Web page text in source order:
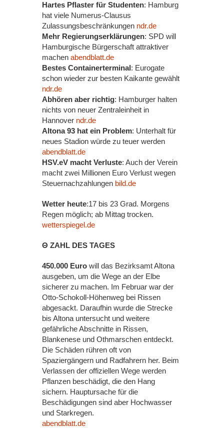
Hartes Pflaster für Studenten: Hamburg
hat viele Numerus-Clausus
Zulassungsbeschränkungen ndr.de
Mehr Regierungserklärungen: SPD will
Hamburgische Bürgerschaft attraktiver
machen abendblatt.de
Bestes Containerterminal: Eurogate
schon wieder zur besten Kaikante gewählt
ndr.de
Abhören aber richtig: Hamburger halten
nichts von neuer Zentraleinheit in
Hannover ndr.de
Altona 93 hat ein Problem: Unterhalt für
neues Stadion würde zu teuer werden
abendblatt.de
HSV.eV macht Verluste: Auch der Verein
macht zwei Millionen Euro Verlust wegen
Steuernachzahlungen bild.de
Wetter heute:17 bis 23 Grad. Morgens
Regen möglich; ab Mittag trocken.
wetterspiegel.de
Θ ZAHL DES TAGES
450.000 Euro will das Bezirksamt Altona
ausgeben, um die Wege an der Elbe
sicherer zu machen. Im Februar war der
Otto-Schokoll-Höhenweg bei Rissen
abgesackt. Daraufhin wurde die Strecke
bis Altona untersucht und weitere
gefährliche Abschnitte in Rissen,
Blankenese und Othmarschen entdeckt.
Die Schäden rühren oft von
Spaziergängern und Radfahrern her. Beim
Verlassen der offiziellen Wege werden
Pflanzen beschädigt, die den Hang
sichern. Hauptursache für die
Beschädigungen sind aber Hochwasser
und Starkregen.
abendblatt.de